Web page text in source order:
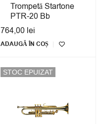
Trompetă Startone
PTR-20 Bb
764,00 lei
ADAUGĂ ÎN COȘ
STOC EPUIZAT